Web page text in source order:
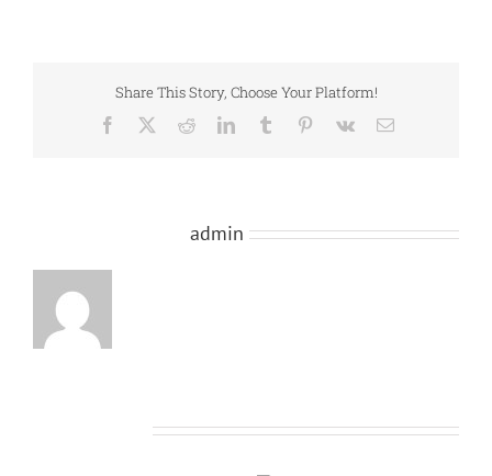
Share This Story, Choose Your Platform!
Facebook RedditLinkedInTumblr Pinterest
Vk Email
admin